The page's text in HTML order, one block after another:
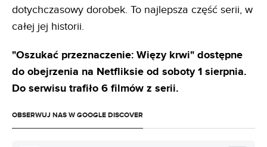
dotychczasowy dorobek. To najlepsza część serii, w
całej jej historii.
"Oszukać przeznaczenie: Więzy krwi" dostępne
do obejrzenia na Netfliksie od soboty 1 sierpnia.
Do serwisu trafiło 6 filmów z serii.
OBSERWUJ NAS W GOOGLE DISCOVER